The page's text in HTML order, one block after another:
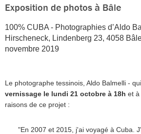
Exposition de photos à Bâle
100% CUBA - Photographies d’Aldo
Hirscheneck, Lindenberg 23, 4058
novembre 2019
Le photographe tessinois, Aldo Balmelli -
vernissage le lundi 21 octobre à 18h et à
raisons de ce projet :
"En 2007 et 2015, j'ai voyagé à Cuba.